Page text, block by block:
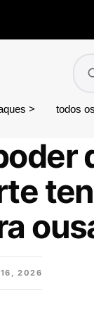
> todos
2026